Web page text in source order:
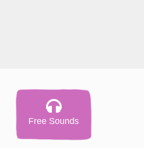
Free Sounds